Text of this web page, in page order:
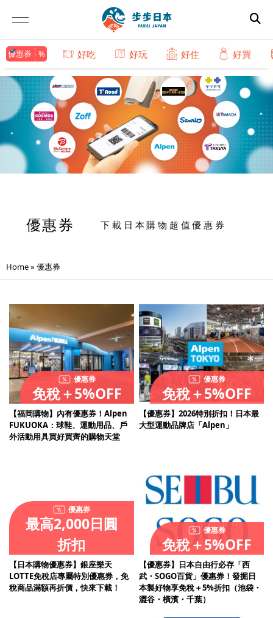
優惠券 好吃 好玩 好住 好買
優惠券 下載日本購物超值優惠券
Home» 優惠券
優惠券
免稅＋5%OFF
【福岡購物】內有優惠券！Alpen
FUKUOKA：球鞋、運動用品、戶
外活動用具買好買齊的購物天堂
優惠券
免稅＋5%OFF
【優惠券】2026特別折扣！日本最
大型運動品牌店「Alpen」
優惠券
最高2,000日圓
折扣
【日本購物優惠券】銀座樂天
LOTTE免稅店專屬特別優惠券，免
稅商品滿額再折價，快來下載！
優惠券
免稅＋5%OFF
【優惠券】日本自由行必存「西
武・SOGO百貨」優惠券！發掘日
本製好物享免稅＋5%折扣（池袋・
澀谷・橫濱・千葉）